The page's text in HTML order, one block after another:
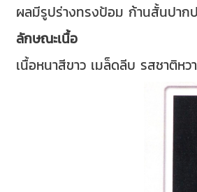
ผลมีรูปร่างทรงป้อม ก้านสั้นปา
ลักษณะเนื้อ
เนื้อหนาสีขาว เมล็ดลีบ รสชาติห